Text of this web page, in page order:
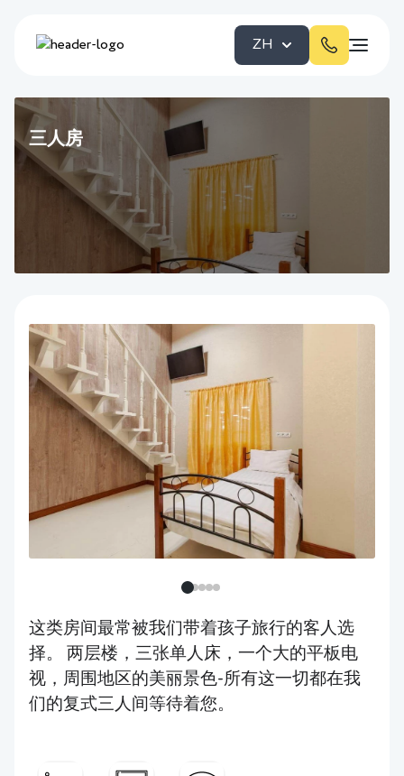
ZH
三人房
这类房间最常被我们带着孩子旅行的客人选
择。 两层楼，三张单人床，一个大的平板电
视，周围地区的美丽景色-所有这一切都在我
们的复式三人间等待着您。